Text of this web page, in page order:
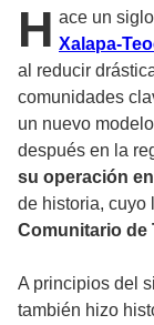
H ace un
Xalapa-
al reducir
comunidades
un nuevo
después en la
su operación
de historia, cuyo
Comunitario de
A principios del
también hizo